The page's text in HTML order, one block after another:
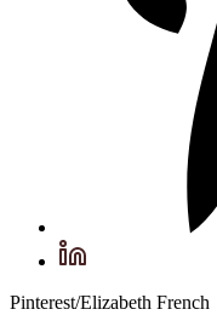
Pinterest/Elizabeth French